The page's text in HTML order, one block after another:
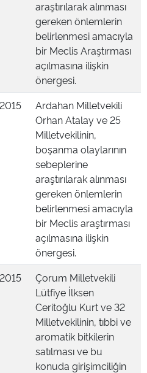
araştırılarak alınması
gereken önlemlerin
belirlenmesi amacıyla
bir Meclis Araştırması
açılmasına ilişkin
önergesi.
Ardahan Milletvekili
Orhan Atalay ve 25
Milletvekilinin,
boşanma olaylarının
sebeplerine
araştırılarak alınması
gereken önlemlerin
belirlenmesi amacıyla
bir Meclis araştırması
açılmasına ilişkin
önergesi.
Çorum Milletvekili
Lütfiye İlksen
Ceritoğlu Kurt ve 32
Milletvekilinin, tıbbi ve
aromatik bitkilerin
satılması ve bu
konuda girişimciliğin